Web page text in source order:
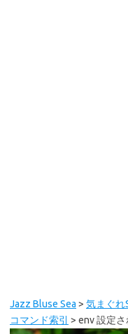
Jazz Bluse Sea > 気まぐれ
コマンド索引
> env 設定